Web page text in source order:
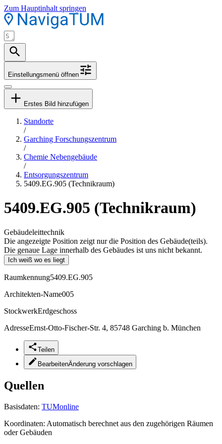
Zum Hauptinhalt springen
Einstellungsmenü öffnen
Erstes Bild hinzufügen
Standorte
/
Garching Forschungszentrum
/
Chemie Nebengebäude
/
Entsorgungszentrum
5409.EG.905 (Technikraum)
5409.EG.905 (Technikraum)
Gebäudeleittechnik
Die angezeigte Position zeigt nur die Position des Gebäude(teils).
Die genaue Lage innerhalb des Gebäudes ist uns nicht bekannt.
Ich weiß wo es liegt
Raumkennung5409.EG.905
Architekten-Name005
StockwerkErdgeschoss
AdresseErnst-Otto-Fischer-Str. 4, 85748 Garching b. München
Teilen
BearbeitenÄnderung vorschlagen
Quellen
Basisdaten: TUMonline
Koordinaten: Automatisch berechnet aus den zugehörigen Räumen
oder Gebäuden